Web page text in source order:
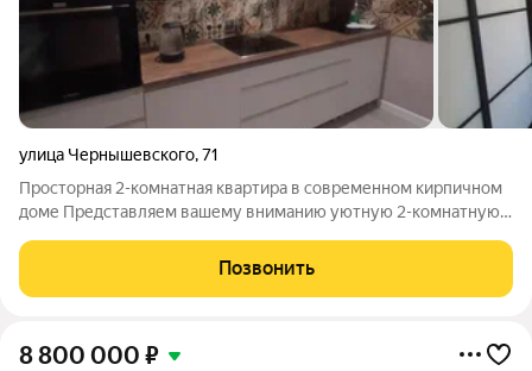
улица Чернышевского,71
Просторная 2-комнатная квартира в современном кирпичном
доме Представляем вашему вниманию уютную 2-комнатную
кирпичного дома 2012 года постройки. Идеальный вариант для
тех, кто ценит комфорт,
Позвонить
8 800 000 ₽